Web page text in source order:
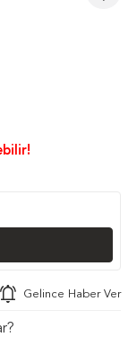
Gelince Haber Ver